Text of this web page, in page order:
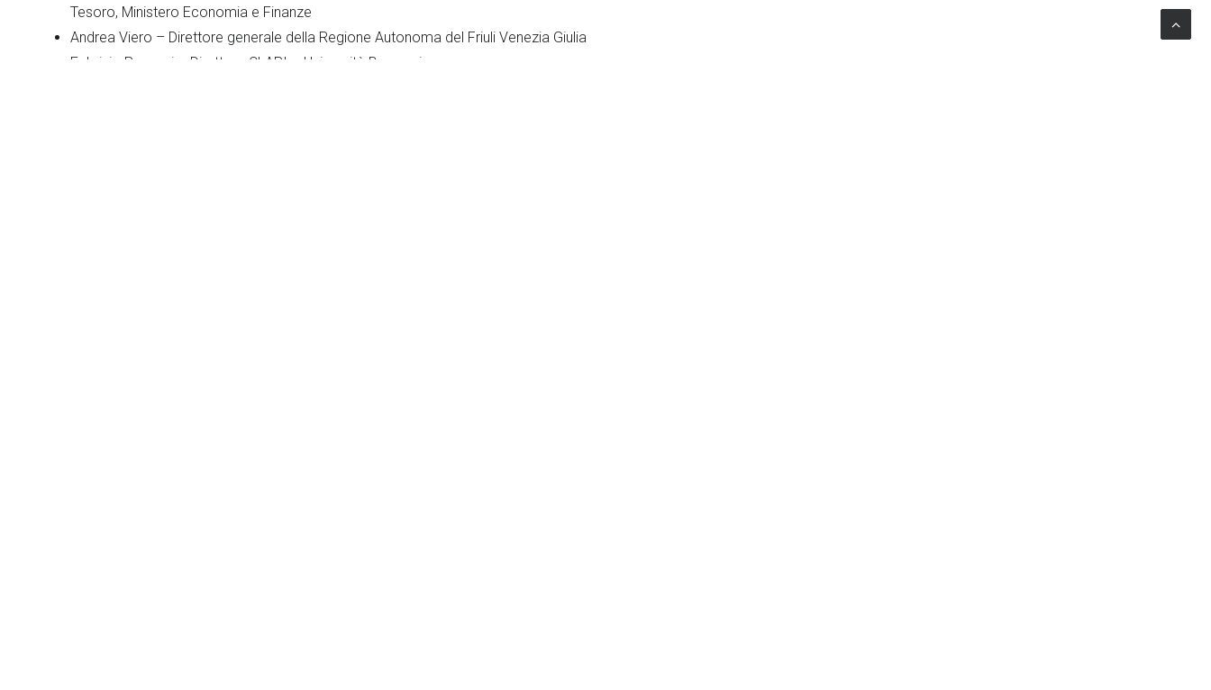
Tesoro, Ministero Economia e Finanze
Andrea Viero – Direttore generale della Regione Autonoma del Friuli Venezia Giulia
Fabrizio Pezzani – Direttore CLAPI – Università Bocconi